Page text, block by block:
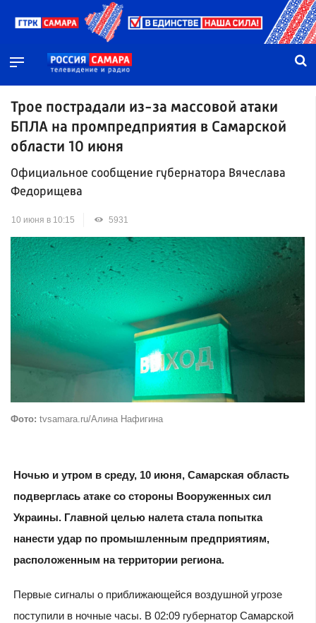
Трое пострадали из-за массовой атаки
БПЛА на промпредприятия в Самарской
области 10 июня
Официальное сообщение губернатора Вячеслава
Федорищева
10 июня в 10:15 5931
Фото: tvsamara.ru/Алина Нафигина
Ночью и утром в среду, 10 июня, Самарская область
подверглась атаке со стороны Вооруженных сил
Украины. Главной целью налета стала попытка
нанести удар по промышленным предприятиям,
расположенным на территории региона.
Первые сигналы о приближающейся воздушной угрозе
поступили в ночные часы. В 02:09 губернатор Самарской